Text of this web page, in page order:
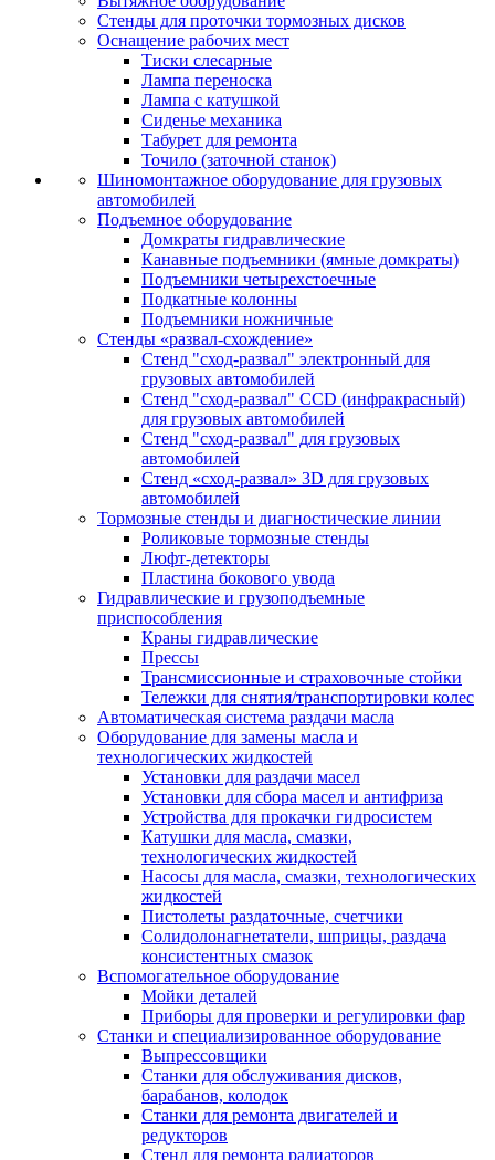
Стенды для проточки тормозных дисков
Оснащение рабочих мест
Тиски слесарные
Лампа переноска
Лампа с катушкой
Сиденье механика
Табурет для ремонта
Точило (заточной станок)
Шиномонтажное оборудование для грузовых
автомобилей
Подъемное оборудование
Домкраты гидравлические
Канавные подъемники (ямные домкраты)
Подъемники четырехстоечные
Подкатные колонны
Подъемники ножничные
Стенды «развал-схождение»
Стенд "сход-развал" электронный для
грузовых автомобилей
Стенд "сход-развал" CCD (инфракрасный)
для грузовых автомобилей
Стенд "сход-развал" для грузовых
автомобилей
Стенд «сход-развал» 3D для грузовых
автомобилей
Тормозные стенды и диагностические линии
Роликовые тормозные стенды
Люфт-детекторы
Пластина бокового увода
Гидравлические и грузоподъемные
приспособления
Краны гидравлические
Прессы
Трансмиссионные и страховочные стойки
Тележки для снятия/транспортировки колес
Автоматическая система раздачи масла
Оборудование для замены масла и
технологических жидкостей
Установки для раздачи масел
Установки для сбора масел и антифриза
Устройства для прокачки гидросистем
Катушки для масла, смазки,
технологических жидкостей
Насосы для масла, смазки, технологических
жидкостей
Пистолеты раздаточные, счетчики
Солидолонагнетатели, шприцы, раздача
консистентных смазок
Вспомогательное оборудование
Мойки деталей
Приборы для проверки и регулировки фар
Станки и специализированное оборудование
Выпрессовщики
Станки для обслуживания дисков,
барабанов, колодок
Станки для ремонта двигателей и
редукторов
Стенд для ремонта радиаторов